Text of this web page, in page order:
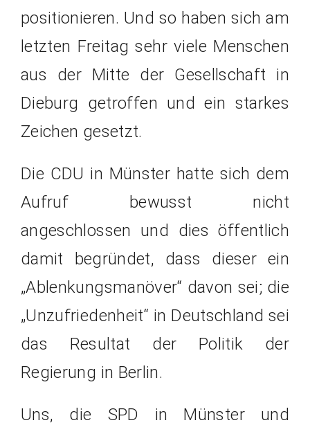
positionieren. Und so haben sich am
letzten Freitag sehr viele Menschen
aus der Mitte der Gesellschaft in
Dieburg getroffen und ein starkes
Zeichen gesetzt.
Die CDU in Münster hatte sich dem
Aufruf bewusst nicht
angeschlossen und dies öffentlich
damit begründet, dass dieser ein
„Ablenkungsmanöver“ davon sei; die
„Unzufriedenheit“ in Deutschland sei
das Resultat der Politik der
Regierung in Berlin.
Uns, die SPD in Münster und